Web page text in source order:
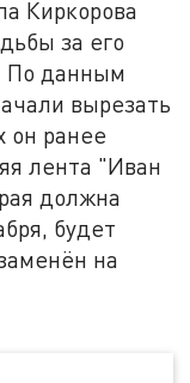
Киркорова
за его
По данным
вырезать
он ранее
лента "Иван
должна
будет
на